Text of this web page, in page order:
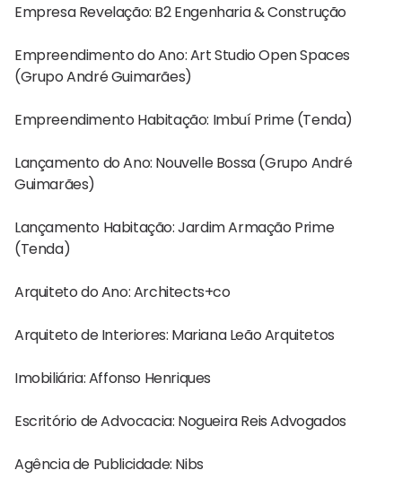
Empresa Revelação: B2 Engenharia & Construção
Empreendimento do Ano: Art Studio Open Spaces
(Grupo André Guimarães)
Empreendimento Habitação: Imbuí Prime (Tenda)
Lançamento do Ano: Nouvelle Bossa (Grupo André
Guimarães)
Lançamento Habitação: Jardim Armação Prime
(Tenda)
Arquiteto do Ano: Architects+co
Arquiteto de Interiores: Mariana Leão Arquitetos
Imobiliária: Affonso Henriques
Escritório de Advocacia: Nogueira Reis Advogados
Agência de Publicidade: Nibs